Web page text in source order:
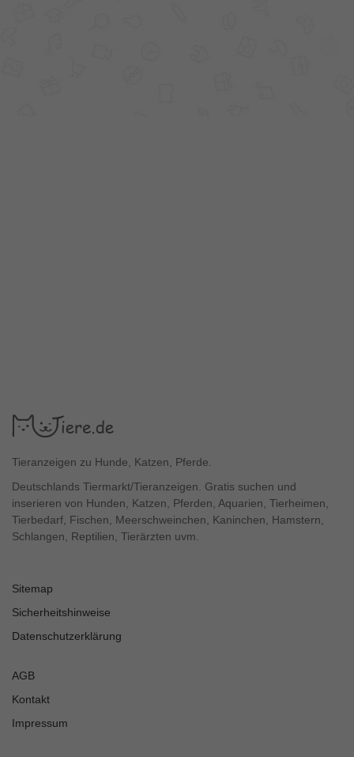
Tieranzeigen zu Hunde, Katzen, Pferde.
Deutschlands Tiermarkt/Tieranzeigen. Gratis suchen und
inserieren von Hunden, Katzen, Pferden, Aquarien, Tierheimen,
Tierbedarf, Fischen, Meerschweinchen, Kaninchen, Hamstern,
Schlangen, Reptilien, Tierärzten uvm.
Sitemap
Sicherheitshinweise
Datenschutzerklärung
AGB
Kontakt
Impressum